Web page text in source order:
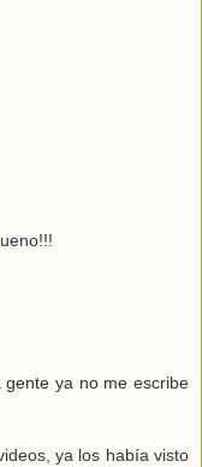
ya no me escribe
ya los había visto